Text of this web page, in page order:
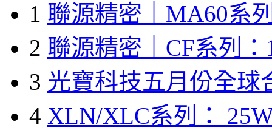
1 聯源精密｜MA60系
2 聯源精密｜CF系列：
3 光寶科技五月份全球
4 XLN/XLC系列：